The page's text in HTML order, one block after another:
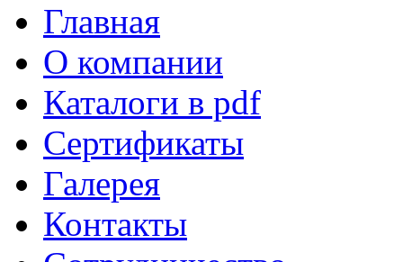
Главная
О компании
Каталоги в pdf
Сертификаты
Галерея
Контакты